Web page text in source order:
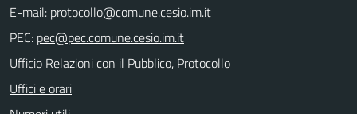
E-mail:
PEC:
Ufficio Relazioni con il Pubblico, Protocollo
Uffici e orari